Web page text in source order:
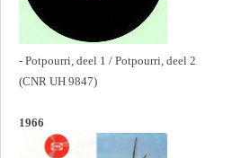
- Potpourri, deel 1 / Potpourri, deel 2
(CNR UH 9847)
1966